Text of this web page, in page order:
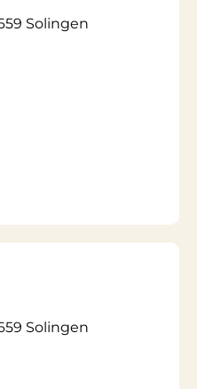
Solingen
Solingen